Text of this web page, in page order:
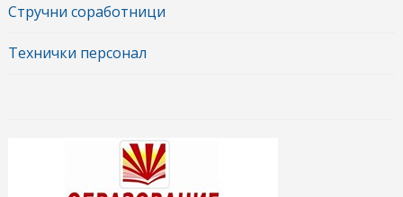
Стручни соработници
Технички персонал